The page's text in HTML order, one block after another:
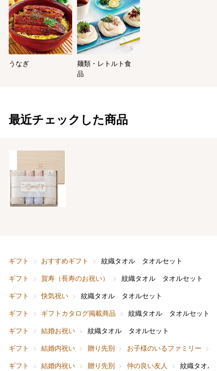
うなぎ
麺類・レトルト食
品
最近チェックした商品
ギフト おすすめギフト
紋織タオル タオルセット
ギフト
賀寿（長寿のお祝い）
紋織タオル タオルセット
ギフト
快気祝い
紋織タオル タオルセット
ギフト
ギフトカタログ掲載商品
紋織タオル タオルセット
ギフト
結婚お祝い
紋織タオル タオルセット
ギフト
結婚内祝い 贈り先別 お子様のいるファミリー
ギフト
結婚内祝い 贈り先別 仲の良い友人
紋織タオ